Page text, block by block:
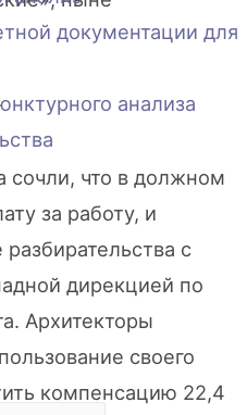
документации для
анализа
что в должном
за работу, и
с
дирекцией по
Архитекторы
своего
компенсацию 22,4